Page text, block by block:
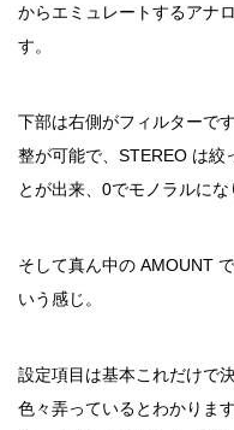
からエミュレートするアナ
す。
下部は右側がフィルターで
整が可能で、STEREO は絞
とが出来、0でモノラルにな
そして真ん中の AMOUNT
いう感じ。
設定項目は基本これだけで
色々弄っているとわかりま